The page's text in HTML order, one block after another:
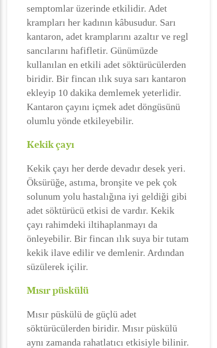
semptomlar üzerinde etkilidir. Adet
krampları her kadının kâbusudur. Sarı
kantaron, adet kramplarını azaltır ve regl
sancılarını hafifletir. Günümüzde
kullanılan en etkili adet söktürücülerden
biridir. Bir fincan ılık suya sarı kantaron
ekleyip 10 dakika demlemek yeterlidir.
Kantaron çayını içmek adet döngüsünü
olumlu yönde etkileyebilir.
Kekik çayı
Kekik çayı her derde devadır desek yeri.
Öksürüğe, astıma, bronşite ve pek çok
solunum yolu hastalığına iyi geldiği gibi
adet söktürücü etkisi de vardır. Kekik
çayı rahimdeki iltihaplanmayı da
önleyebilir. Bir fincan ılık suya bir tutam
kekik ilave edilir ve demlenir. Ardından
süzülerek içilir.
Mısır püskülü
Mısır püskülü de güçlü adet
söktürücülerden biridir. Mısır püskülü
aynı zamanda rahatlatıcı etkisiyle bilinir.